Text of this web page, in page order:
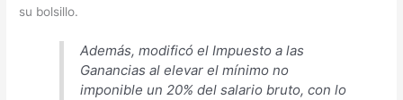
su bolsillo.
Además, modificó el Impuesto a las
Ganancias al elevar el mínimo no
imponible un 20% del salario bruto, con lo